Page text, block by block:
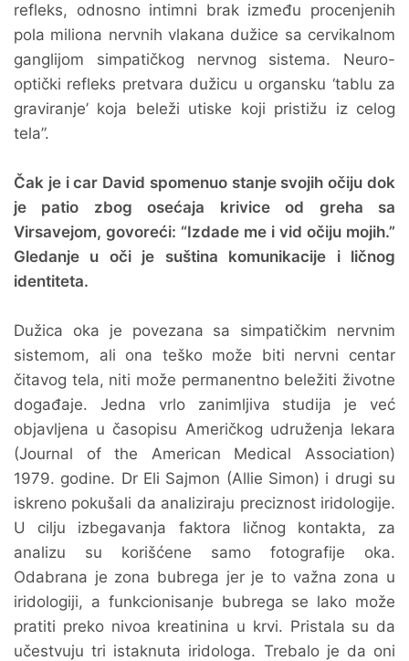
refleks, odnosno intimni brak između procenjenih
pola miliona nervnih vlakana dužice sa cervikalnom
ganglijom simpatičkog nervnog sistema. Neuro-
optički refleks pretvara dužicu u organsku ‘tablu za
graviranje’ koja beleži utiske koji pristižu iz celog
tela”.
Čak je i car David spomenuo stanje svojih očiju dok
je patio zbog osećaja krivice od greha sa
Virsavejom, govoreći: “Izdade me i vid očiju mojih.”
Gledanje u oči je suština komunikacije i ličnog
identiteta.
Dužica oka je povezana sa simpatičkim nervnim
sistemom, ali ona teško može biti nervni centar
čitavog tela, niti može permanentno beležiti životne
događaje. Jedna vrlo zanimljiva studija je već
objavljena u časopisu Američkog udruženja lekara
(Journal of the American Medical Association)
1979. godine. Dr Eli Sajmon (Allie Simon) i drugi su
iskreno pokušali da analiziraju preciznost iridologije.
U cilju izbegavanja faktora ličnog kontakta, za
analizu su korišćene samo fotografije oka.
Odabrana je zona bubrega jer je to važna zona u
iridologiji, a funkcionisanje bubrega se lako može
pratiti preko nivoa kreatinina u krvi. Pristala su da
učestvuju tri istaknuta iridologa. Trebalo je da oni